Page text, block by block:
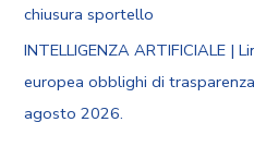
chiusura sportello
INTELLIGENZA ARTIFICIALE |
europea obblighi di
agosto 2026.